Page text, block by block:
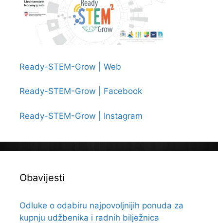
škole
u
Požegi
Ready-STEM-Grow | Web
Ready-STEM-Grow | Facebook
Ready-STEM-Grow | Instagram
Obavijesti
Odluke o odabiru najpovoljnijih ponuda za
kupnju udžbenika i radnih bilježnica